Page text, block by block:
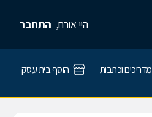
היי אורח, התחבר
מדריכים וכתבות הוסף בית עסק